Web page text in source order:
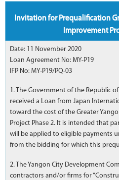
Invitation for Prequalification
Improvement
Date: 11 November 2020
Loan Agreement No: MY-P19
IFP No: MY-P19/PQ-03
1. The Government of the Republic
received a Loan from Japan
toward the cost of the Greater
Project Phase 2. It is intended that
will be applied to eligible payments
from the bidding for which this
2. The Yangon City Development
contractors and/or firms for